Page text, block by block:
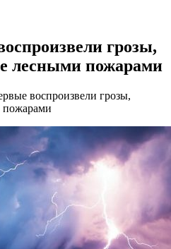
грозы,
лесными пожарами
воспроизвели грозы,
пожарами